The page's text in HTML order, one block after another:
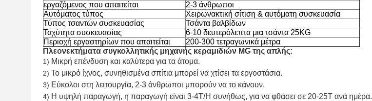
εργαζόμενος που απαιτείται
2-3 άνθρωποι
Αυτόματος τύπος
Χειρωνακτική σίτιση & αυτόματη συσκευασία
Τύπος τσαντών συσκευασίας
Τσάντα βαλβίδων
Ταχύτητα συσκευασίας
6-10 δευτερόλεπτα μια τσάντα 25KG
Περιοχή εργαστηρίων που απαιτείται
200-300 τετραγωνικά μέτρα
Πλεονεκτήματα συγκολλητικής μηχανής κεραμιδιών MG της απλής:
1) Μικρή επένδυση και καλύτερα για τα άτομα.
2) Το μικρό ίχνος, συνηθισμένα σπίτια μπορεί να χτίσει τα εργοστάσια.
3) Εύκολοι στη λειτουργία, 2-3 άνθρωποι μπορούν να το κάνουν.
4) Η υψηλή παραγωγή, η παραγωγή είναι 3-4T/H συνήθως, για να φθάσει σε 20-25T ανά ημέρα.